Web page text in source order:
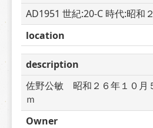
AD1951 世紀:20-C 時代:昭和
location
description
佐野公敏　昭和２６年１０月
ｍ
Owner